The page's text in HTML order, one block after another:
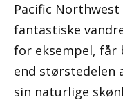
Pacific
fantastiske
for eksempel, får
end størstedelen
sin naturlige